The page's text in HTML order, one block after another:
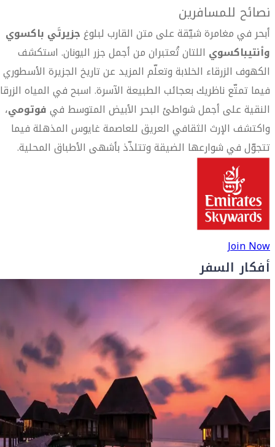
نصائح للمسافرين
أبحر في مغامرة شيّقة على متن القارب لبلوغجزيرتَي باكسوي
وأنتيباكسوي اللتان تُعتبران من أجمل جزر اليونان. استكشف
الكهوف الزرقاء الخلابة وتعلّم المزيد عن تاريخ الجزيرة الأسطوري
فيما تمتّع ناظريك بعجائب الطبيعة الآسرة. اسبح في المياه
النقية على أجمل شواطئ البحر الأبيض المتوسط فيفوتومي،
واكتشف الإرث الثقافي العريق للعاصمة غايوس المذهلة فيما
تتجوّل في شوارعها الضيقة وتتلذّذ بأشهى الأطباق المحلية.
Join Now
أفكار السفر